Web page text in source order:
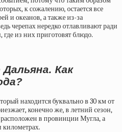
к сожалению, остается все
и океанов, а также из-за
черепах нередко отлавливают ради
где из них приготовят блюдо.
Как
находится буквально в 30 км от
конечно же, в летний сезон,
в провинции Мугла, а
километрах.